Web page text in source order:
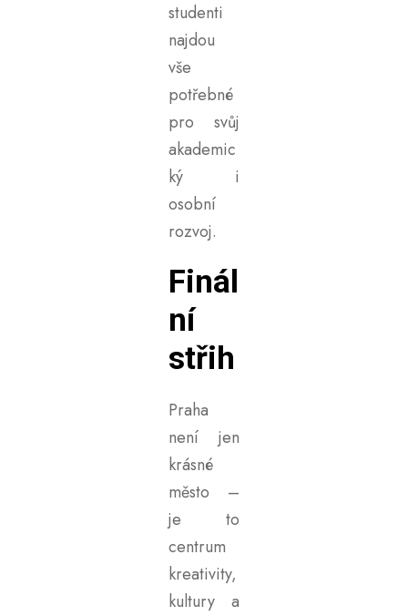
studenti
najdou
vše
potřebné
pro svůj
akademic
ký i
osobní
rozvoj.
Finál
ní
střih
Praha
není jen
krásné
město –
je to
centrum
kreativity,
kultury a